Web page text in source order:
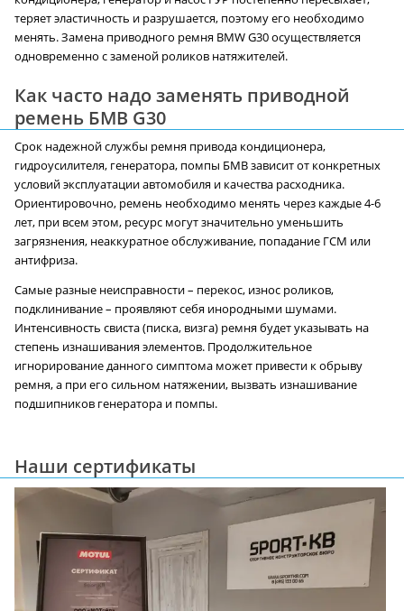
теряет эластичность и разрушается, поэтому его необходимо
менять. Замена приводного ремня BMW G30 осуществляется
одновременно с заменой роликов натяжителей.
Как часто надо заменять приводной
ремень БМВ G30
Срок надежной службы ремня привода кондиционера,
гидроусилителя, генератора, помпы БМВ зависит от конкретных
условий эксплуатации автомобиля и качества расходника.
Ориентировочно, ремень необходимо менять через каждые 4-6
лет, при всем этом, ресурс могут значительно уменьшить
загрязнения, неаккуратное обслуживание, попадание ГСМ или
антифриза.
Самые разные неисправности – перекос, износ роликов,
подклинивание – проявляют себя инородными шумами.
Интенсивность свиста (писка, визга) ремня будет указывать на
степень изнашивания элементов. Продолжительное
игнорирование данного симптома может привести к обрыву
ремня, а при его сильном натяжении, вызвать изнашивание
подшипников генератора и помпы.
Наши сертификаты